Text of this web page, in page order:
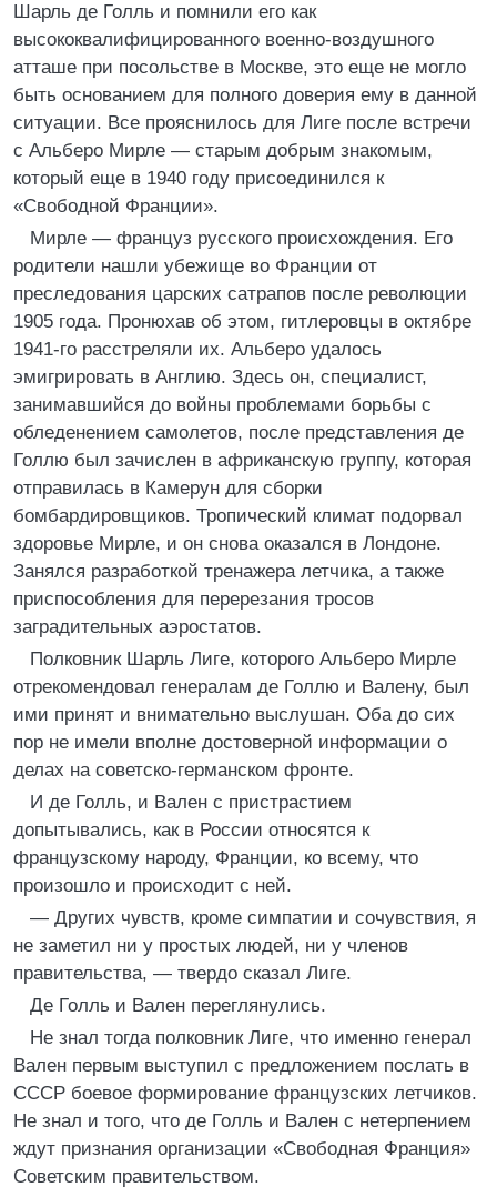
Шарль де Голль и помнили его как
высококвалифицированного военно-воздушного
атташе при посольстве в Москве, это еще не могло
быть основанием для полного доверия ему в данной
ситуации. Все прояснилось для Лиге после встречи
с Альберо Мирле — старым добрым знакомым,
который еще в 1940 году присоединился к
«Свободной Франции».
Мирле — француз русского происхождения. Его
родители нашли убежище во Франции от
преследования царских сатрапов после революции
1905 года. Пронюхав об этом, гитлеровцы в октябре
1941-го расстреляли их. Альберо удалось
эмигрировать в Англию. Здесь он, специалист,
занимавшийся до войны проблемами борьбы с
обледенением самолетов, после представления де
Голлю был зачислен в африканскую группу, которая
отправилась в Камерун для сборки
бомбардировщиков. Тропический климат подорвал
здоровье Мирле, и он снова оказался в Лондоне.
Занялся разработкой тренажера летчика, а также
приспособления для перерезания тросов
заградительных аэростатов.
Полковник Шарль Лиге, которого Альберо Мирле
отрекомендовал генералам де Голлю и Валену, был
ими принят и внимательно выслушан. Оба до сих
пор не имели вполне достоверной информации о
делах на советско-германском фронте.
И де Голль, и Вален с пристрастием
допытывались, как в России относятся к
французскому народу, Франции, ко всему, что
произошло и происходит с ней.
— Других чувств, кроме симпатии и сочувствия, я
не заметил ни у простых людей, ни у членов
правительства, — твердо сказал Лиге.
Де Голль и Вален переглянулись.
Не знал тогда полковник Лиге, что именно генерал
Вален первым выступил с предложением послать в
СССР боевое формирование французских летчиков.
Не знал и того, что де Голль и Вален с нетерпением
ждут признания организации «Свободная Франция»
Советским правительством.